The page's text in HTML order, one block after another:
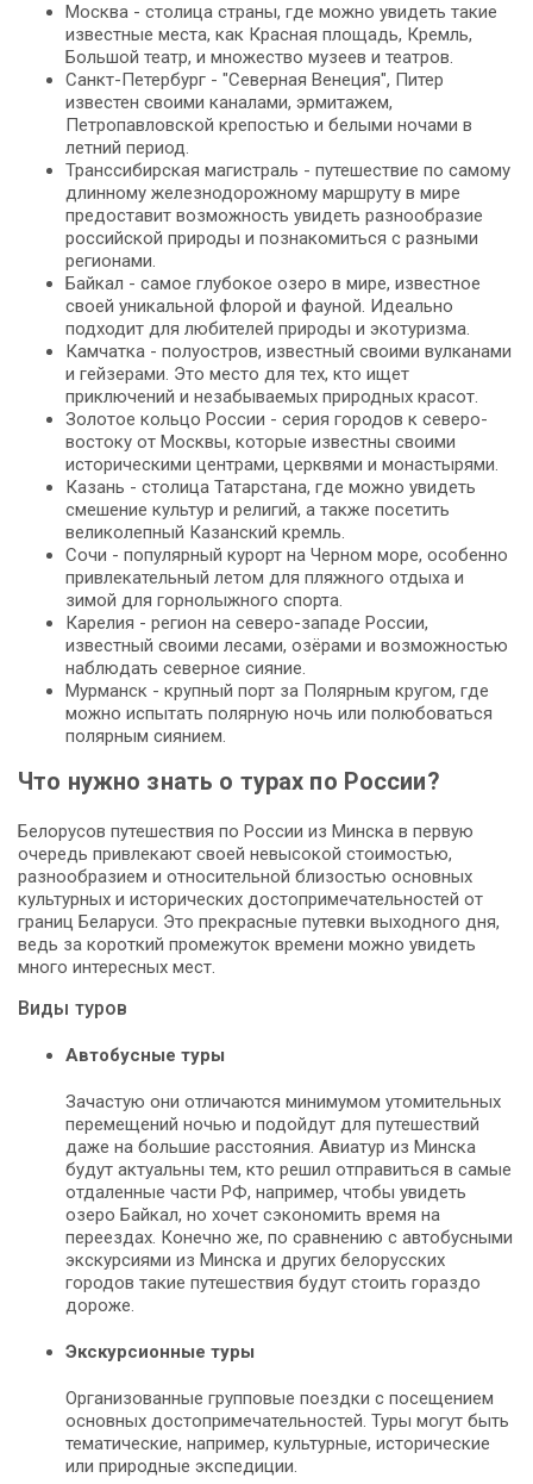
Москва - столица страны, где можно увидеть такие
известные места, как Красная площадь, Кремль,
Большой театр, и множество музеев и театров.
Санкт-Петербург - "Северная Венеция", Питер
известен своими каналами, эрмитажем,
Петропавловской крепостью и белыми ночами в
летний период.
Транссибирская магистраль - путешествие по самому
длинному железнодорожному маршруту в мире
предоставит возможность увидеть разнообразие
российской природы и познакомиться с разными
регионами.
Байкал - самое глубокое озеро в мире, известное
своей уникальной флорой и фауной. Идеально
подходит для любителей природы и экотуризма.
Камчатка - полуостров, известный своими вулканами
и гейзерами. Это место для тех, кто ищет
приключений и незабываемых природных красот.
Золотое кольцо России - серия городов к северо-
востоку от Москвы, которые известны своими
историческими центрами, церквями и монастырями.
Казань - столица Татарстана, где можно увидеть
смешение культур и религий, а также посетить
великолепный Казанский кремль.
Сочи - популярный курорт на Черном море, особенно
привлекательный летом для пляжного отдыха и
зимой для горнолыжного спорта.
Карелия - регион на северо-западе России,
известный своими лесами, озёрами и возможностью
наблюдать северное сияние.
Мурманск - крупный порт за Полярным кругом, где
можно испытать полярную ночь или полюбоваться
полярным сиянием.
Что нужно знать о турах по России?
Белорусов путешествия по России из Минска в первую
очередь привлекают своей невысокой стоимостью,
разнообразием и относительной близостью основных
культурных и исторических достопримечательностей от
границ Беларуси. Это прекрасные путевки выходного дня,
ведь за короткий промежуток времени можно увидеть
много интересных мест.
Виды туров
Автобусные туры
Зачастую они отличаются минимумом утомительных
перемещений ночью и подойдут для путешествий
даже на большие расстояния. Авиатур из Минска
будут актуальны тем, кто решил отправиться в самые
отдаленные части РФ, например, чтобы увидеть
озеро Байкал, но хочет сэкономить время на
переездах. Конечно же, по сравнению с автобусными
экскурсиями из Минска и других белорусских
городов такие путешествия будут стоить гораздо
дороже.
Экскурсионные туры
Организованные групповые поездки с посещением
основных достопримечательностей. Туры могут быть
тематические, например, культурные, исторические
или природные экспедиции.